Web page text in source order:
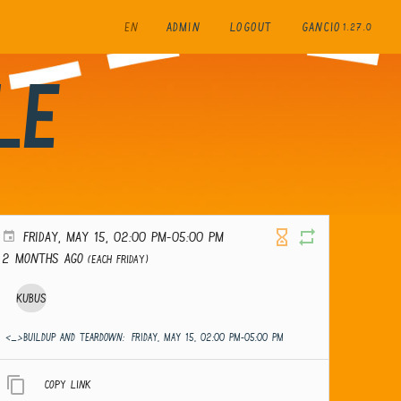
EN ADMIN LOGOUT GANCIO 1.27.0
FRIDAY, MAY 15, 02:00 PM-05:00 PM
2 months ago (Each Friday)
Kubus
<_>Buildup and teardown: FRIDAY, MAY 15, 02:00 PM-05:00 PM
Copy link